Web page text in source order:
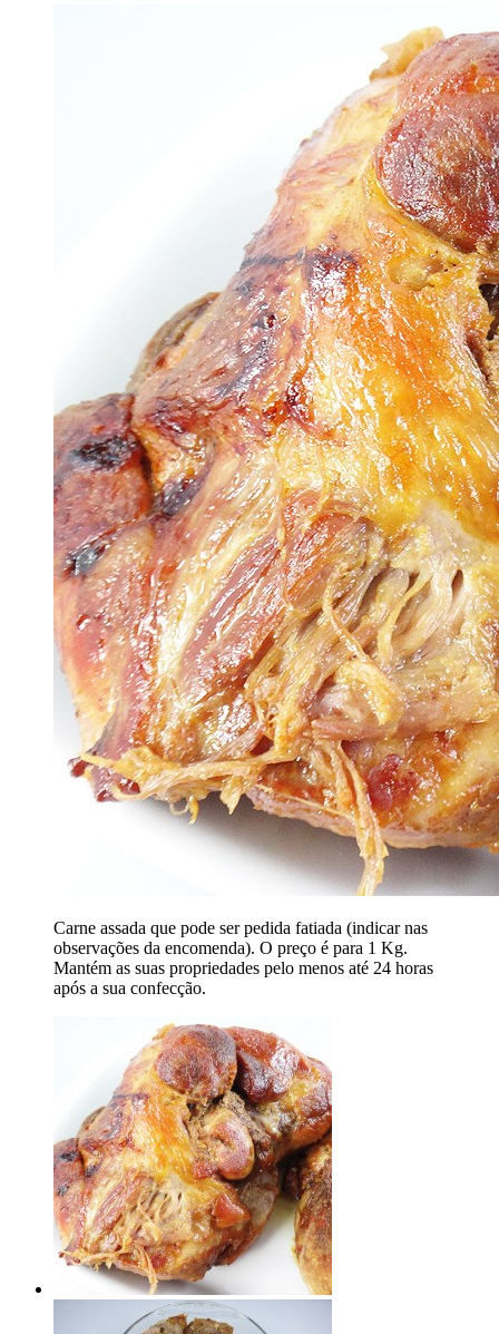
Carne assada que pode ser pedida fatiada (indicar nas
observações da encomenda). O preço é para 1 Kg.
Mantém as suas propriedades pelo menos até 24 horas
após a sua confecção.